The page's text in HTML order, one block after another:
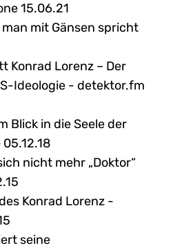
15.06.21
man mit Gänsen spricht
Konrad Lorenz – Der
Ideologie - detektor.fm
Blick in die Seele der
nicht mehr „Doktor“
Konrad Lorenz -
seine